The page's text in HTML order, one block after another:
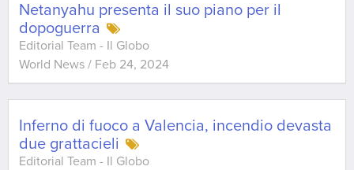
Netanyahu presenta il suo piano per il
dopoguerra
Editorial Team - Il Globo
World News / Feb 24, 2024
Inferno di fuoco a Valencia, incendio devasta
due grattacieli
Editorial Team - Il Globo